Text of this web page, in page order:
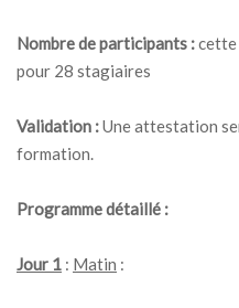
Nombre de participants :cette
pour 28 stagiaires
Validation :Une attestation
formation.
Programme détaillé :
Jour 1 : Matin :